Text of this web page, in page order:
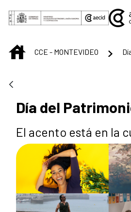
Saltar al contenido principal
INICIOCCE - MONTEVIDEO
Día del
El acento está en la